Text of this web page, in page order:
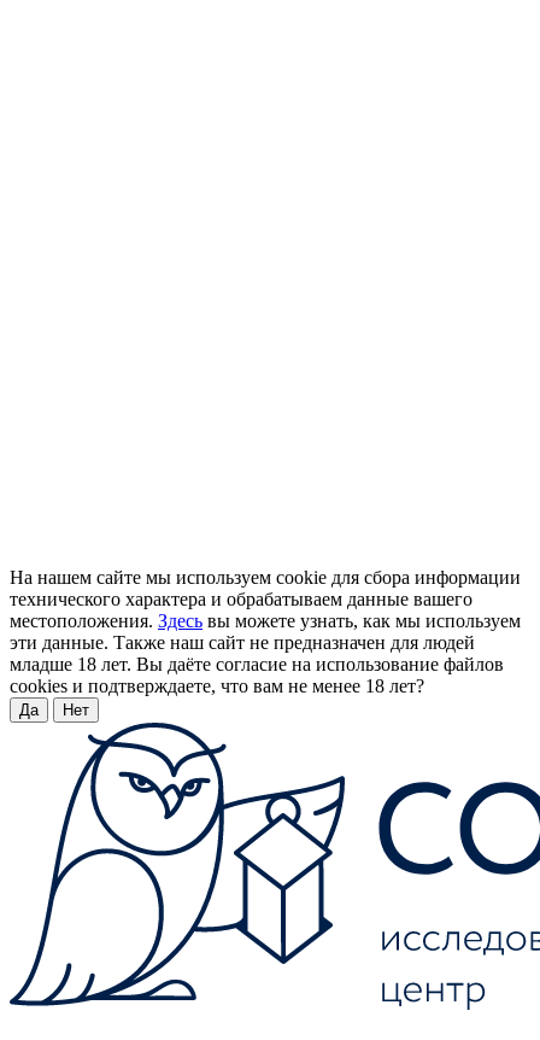
На нашем сайте мы используем cookie для сбора информации
технического характера и обрабатываем данные вашего
местоположения. Здесь вы можете узнать, как мы используем
эти данные. Также наш сайт не предназначен для людей
младше 18 лет. Вы даёте согласие на использование файлов
cookies и подтверждаете, что вам не менее 18 лет?
Да Нет